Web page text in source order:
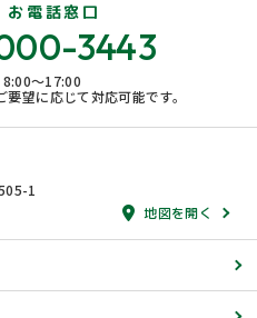
お電話窓口
3443
8:00〜17:00
望に応じて対応可能です。
1
地図を開く